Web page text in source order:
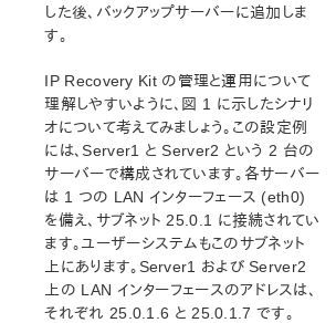
IP Recovery Kit の設定
MySQL Recovery Kit 管理ガイド
WebSphere MQ Recovery Kit 管理ガイ
NAS Recovery Kit 管理ガイド
NFS Recovery Kit 管理ガイド
Recovery Kit for Oracle® Cloud
ド
Oracle® Recovery Kit 管理ガイド
PostgreSQL Recovery Kit 管理ガイド
Postfix Recovery Kit 管理ガイド
Quick Service Protection (QSP)
した後、バックアップサーバーに追加しま
す。
IP Recovery Kit の管理と運用について
理解しやすいように、図 1 に示したシナリ
オについて考えてみましょう。この設定例
には、Server1 と Server2 という 2 台の
サーバーで構成されています。各サーバー
は 1 つの LAN インターフェース (eth0)
を備え、サブネット 25.0.1 に接続されてい
ます。ユーザーシステムもこのサブネット
上にあります。Server1 および Server2
上の LAN インターフェースのアドレスは、
それぞれ 25.0.1.6 と 25.0.1.7 です。